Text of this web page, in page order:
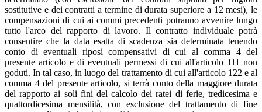
sostitutive e dei contratti a termine di durata superiore a 12 mesi), le
compensazioni di cui ai commi precedenti potranno avvenire lungo
tutto l'arco del rapporto di lavoro. Il contratto individuale potrà
consentire che la data esatta di scadenza sia determinata tenendo
conto di eventuali riposi compensativi di cui al comma 4 del
presente articolo e di eventuali permessi di cui all'articolo 111 non
goduti. In tal caso, in luogo del trattamento di cui all'articolo 122 e al
comma 4 del presente articolo, si terrà conto della maggiore durata
del rapporto ai soli fini del calcolo dei ratei di ferie, tredicesima e
quattordicesima mensilità, con esclusione del trattamento di fine